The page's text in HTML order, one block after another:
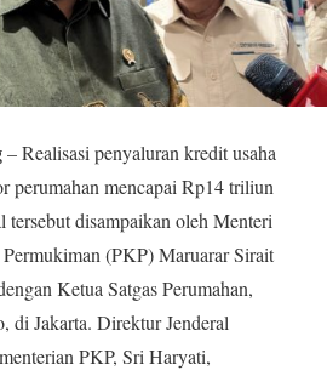
– Realisasi penyaluran kredit usaha
perumahan mencapai Rp14 triliun
disampaikan oleh Menteri
(PKP) Maruarar Sirait
Ketua Satgas Perumahan,
di Jakarta. Direktur Jenderal
PKP, Sri Haryati,